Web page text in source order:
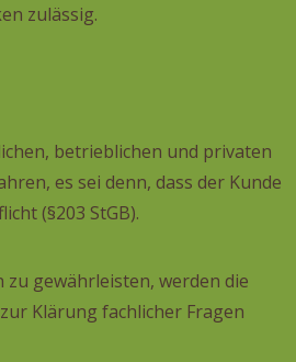
zulässig.
betrieblichen und privaten
es sei denn, dass der Kunde
(§203 StGB).
gewährleisten, werden die
Klärung fachlicher Fragen